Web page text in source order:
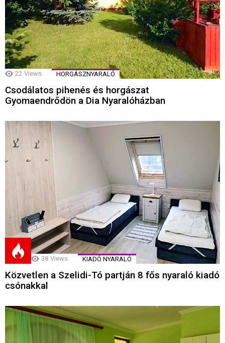
22 Views HORGÁSZNYARALÓ
Csodálatos pihenés és horgászat
Gyomaendrődön a Dia Nyaralóházban
38 Views KIADÓ NYARALÓ
Közvetlen a Szelidi-Tó partján 8 fős nyaraló kiadó
csónakkal